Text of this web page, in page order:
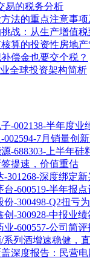
易的税务分析
法的重点注意事
战：从生产增值
算的投资性房地产
偿金也要交个税？
全球投资架构简析
-002138-半年度业
002594-7月销量创
-688303-上半年硅
提速，价值重估
-301268-深度绑定
台-600519-半年报
份-300498-Q2扭亏
-300928-中报业
-600557-公司简
系列酒增速稳健，
深度报告：民营